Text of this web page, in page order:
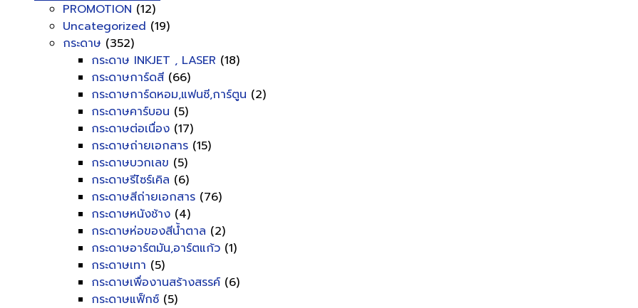
PROMOTION (12)
Uncategorized (19)
กระดาษ (352)
กระดาษ INKJET , LASER (18)
กระดาษการ์ดสี (66)
กระดาษการ์ดหอม,แฟนซี,การ์ตูน (2)
กระดาษคาร์บอน (5)
กระดาษต่อเนื่อง (17)
กระดาษถ่ายเอกสาร (15)
กระดาษบวกเลข (5)
กระดาษรีไซร์เคิล (6)
กระดาษสีถ่ายเอกสาร (76)
กระดาษหนังช้าง (4)
กระดาษห่อของสีน้ำตาล (2)
กระดาษอาร์ตมัน,อาร์ตแก้ว (1)
กระดาษเทา (5)
กระดาษเพื่องานสร้างสรรค์ (6)
กระดาษแฟ็กซ์ (5)